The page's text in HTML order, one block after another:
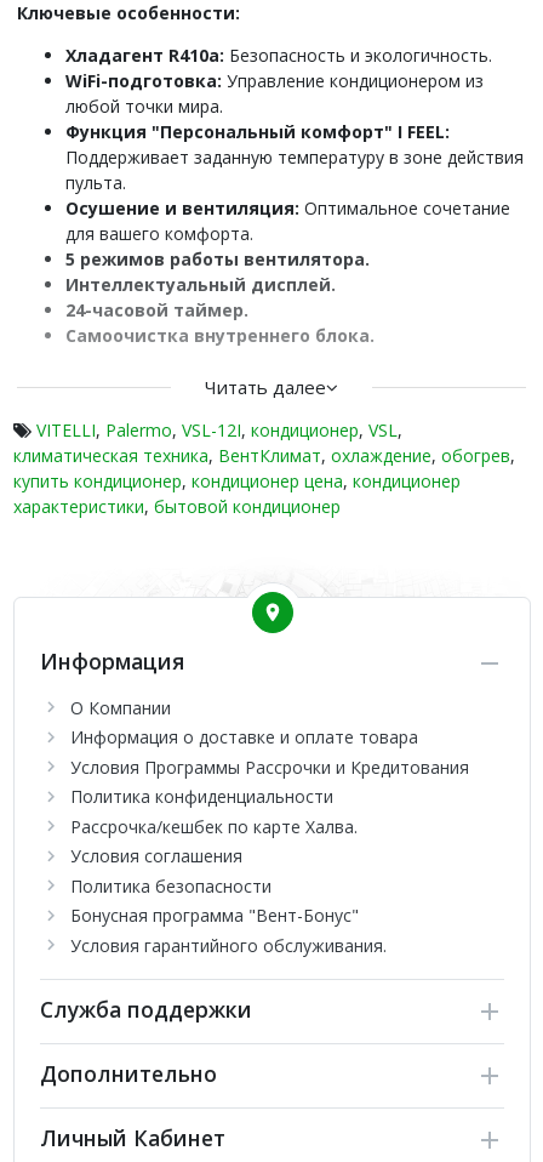
Ключевые особенности:
Хладагент R410a: Безопасность и экологичность.
WiFi-подготовка: Управление кондиционером из
любой точки мира.
Функция "Персональный комфорт" I FEEL:
Поддерживает заданную температуру в зоне действия
пульта.
Осушение и вентиляция: Оптимальное сочетание
для вашего комфорта.
5 режимов работы вентилятора.
Интеллектуальный дисплей.
24-часовой таймер.
Самоочистка внутреннего блока.
Угольный фильтр:Удаляет пыль, запахи и
Витамин C и антибактериальный фильтр:
Дополнительная очистка воздуха.
Русскоязычный пульт:Удобство использования.
Держатель пульта.
полезными ионами.
Интеграция в систему "Умный дом".
Дизайн:Элегантный сплит-система итальянской VITELLI
любой интерьер.
Дополнительные опции:Возможна установка Wi-Fi
модуля или зимнего комплекта.
Обеспечьте максимальный комфорт в вашем доме с
кондиционером VITELLI Palermo VSL-12I!
Читать далее
VITELLI, Palermo, VSL-12I, кондиционер, VSL,
климатическая техника, ВентКлимат, охлаждение, обогрев,
купить кондиционер, кондиционер цена, кондиционер
характеристики, бытовой кондиционер
Информация
О Компании
Информация о доставке и оплате товара
Условия Программы Рассрочки и Кредитования
Политика конфиденциальности
Рассрочка/кешбек по карте Халва.
Условия соглашения
Политика безопасности
Бонусная программа "Вент-Бонус"
Условия гарантийного обслуживания.
Служба поддержки
Дополнительно
Личный Кабинет